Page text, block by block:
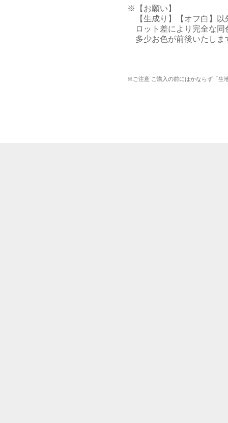
※【お願い】
【生成り】【オフ白】以
ロット差により完全な同
多少お色が前後いたしま
※ご注意 ご購入の前にはかならず「生